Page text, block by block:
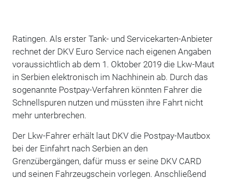
Ratingen. Als erster Tank- und Servicekarten-Anbieter
rechnet der DKV Euro Service nach eigenen Angaben
voraussichtlich ab dem 1. Oktober 2019 die Lkw-Maut
in Serbien elektronisch im Nachhinein ab. Durch das
sogenannte Postpay-Verfahren könnten Fahrer die
Schnellspuren nutzen und müssten ihre Fahrt nicht
mehr unterbrechen.
Der Lkw-Fahrer erhält laut DKV die Postpay-Mautbox
bei der Einfahrt nach Serbien an den
Grenzübergängen, dafür muss er seine DKV CARD
und seinen Fahrzeugschein vorlegen. Anschließend